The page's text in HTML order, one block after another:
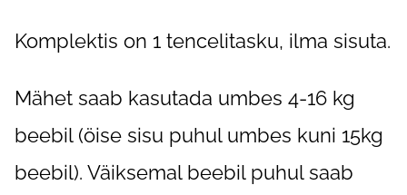
Komplektis on 1 tencelitasku, ilma sisuta.
Mähet saab kasutada umbes 4-16 kg
beebil (öise sisu puhul umbes kuni 15kg
beebil). Väiksemal beebil puhul saab